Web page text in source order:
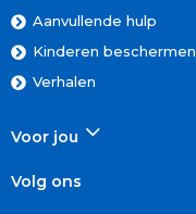
Aanvullende hulp
Kinderen beschermen
Verhalen
Voor jou
Volg ons